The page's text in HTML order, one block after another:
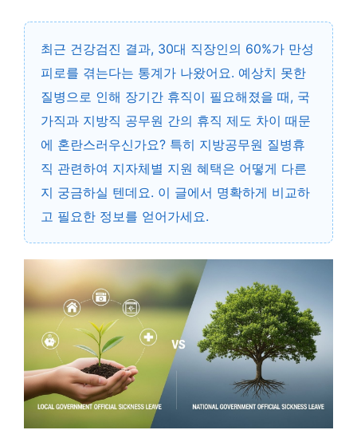
최근 건강검진 결과, 30대 직장인의 60%가 만성
피로를 겪는다는 통계가 나왔어요. 예상치 못한
질병으로 인해 장기간 휴직이 필요해졌을 때, 국
가직과 지방직 공무원 간의 휴직 제도 차이 때문
에 혼란스러우신가요? 특히 지방공무원 질병휴
직 관련하여 지자체별 지원 혜택은 어떻게 다른
지 궁금하실 텐데요. 이 글에서 명확하게 비교하
고 필요한 정보를 얻어가세요.